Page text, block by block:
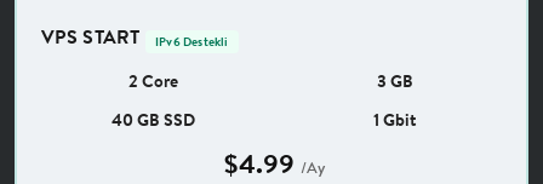
VPS START IPv6 Destekli
2 Core
3 GB
40 GB SSD
1 Gbit
$4.99 /Ay